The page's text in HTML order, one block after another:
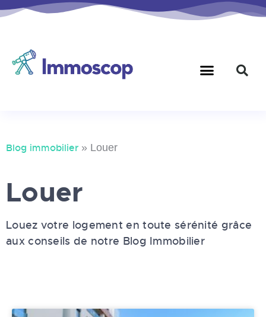
Blog immobilier » Louer
Louer
Louez votre logement en toute sérénité grâce
aux conseils de notre Blog Immobilier